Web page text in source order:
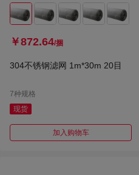
￥872.64/捆
304不锈钢滤网 1m*30m 20目
7种规格
现货
加入购物车